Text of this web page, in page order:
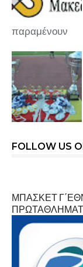
παραμένουν
FOLLOW US
ΜΠΑΣΚΕΤ